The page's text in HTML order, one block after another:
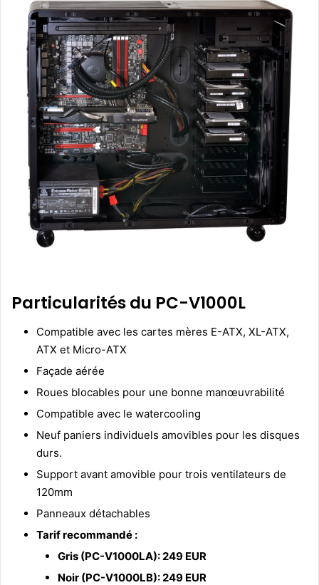
Particularités du PC-V1000L
Compatible avec les cartes mères E-ATX, XL-ATX,
ATX et Micro-ATX
Façade aérée
Roues blocables pour une bonne manœuvrabilité
Compatible avec le watercooling
Neuf paniers individuels amovibles pour les disques
durs.
Support avant amovible pour trois ventilateurs de
120mm
Panneaux détachables
Tarif recommandé :
Gris (PC-V1000LA): 249 EUR
Noir (PC-V1000LB): 249 EUR